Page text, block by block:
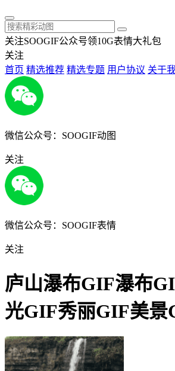
关注SOOGIF公众号领10G表情大礼包
关注
首页 精选推荐 精选专题 用户协议 关于我
微信公众号：SOOGIF动图
关注
微信公众号：SOOGIF表情
关注
庐山瀑布GIF瀑布
光GIF秀丽GIF美景